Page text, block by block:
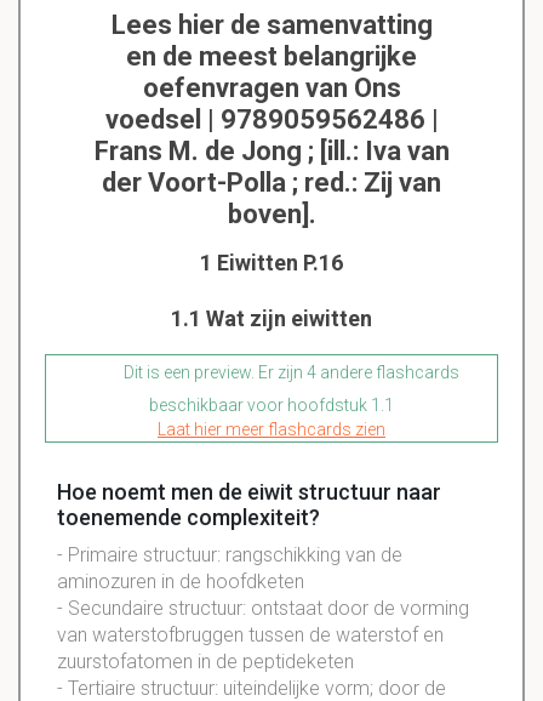
Lees hier de samenvatting
en de meest belangrijke
oefenvragen van Ons
voedsel | 9789059562486 |
Frans M. de Jong ; [ill.: Iva van
der Voort-Polla ; red.: Zij van
boven].
1 Eiwitten P.16
1.1 Wat zijn eiwitten
Dit is een preview. Er zijn 4 andere flashcards
beschikbaar voor hoofdstuk 1.1
Laat hier meer flashcards zien
Hoe noemt men de eiwit structuur naar
toenemende complexiteit?
- Primaire structuur: rangschikking van de
aminozuren in de hoofdketen
- Secundaire structuur: ontstaat door de vorming
van waterstofbruggen tussen de waterstof en
zuurstofatomen in de peptideketen
- Tertiaire structuur: uiteindelijke vorm; door de